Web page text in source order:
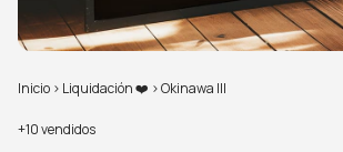
Inicio > Liquidación ❤️ >Okinawa III
+10 vendidos